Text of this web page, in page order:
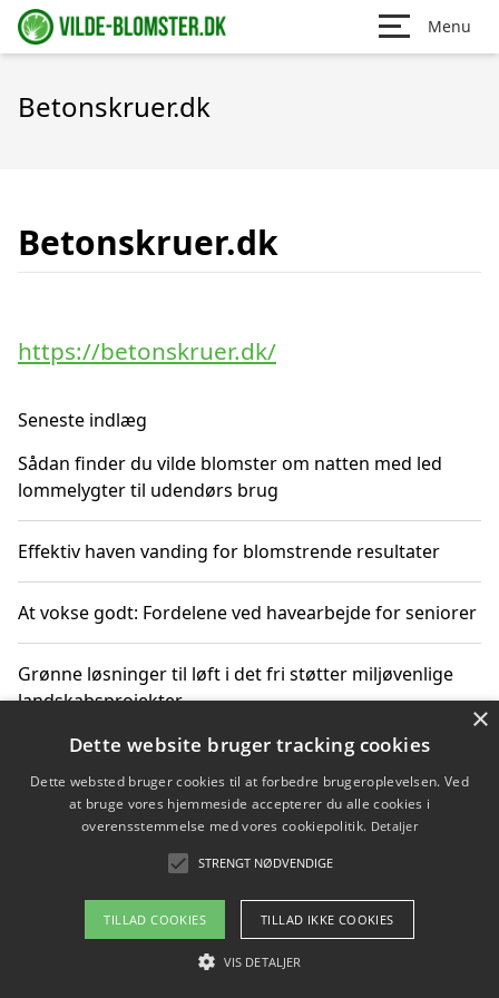
Menu
Betonskruer.dk
Betonskruer.dk
https://betonskruer.dk/
Seneste indlæg
Sådan finder du vilde blomster om natten med led
lommelygter til udendørs brug
Effektiv haven vanding for blomstrende resultater
At vokse godt: Fordelene ved havearbejde for seniorer
Grønne løsninger til løft i det fri støtter miljøvenlige
landskabsprojekter
Gør haven til et frirum for familien og naturen
Copyright 2026 - Pilanto Aps
Om / kontakt
Blog Betingelser
×
Dette website bruger tracking cookies
Dette websted bruger cookies til at forbedre brugeroplevelsen. Ved
at bruge vores hjemmeside accepterer du alle cookies i
overensstemmelse med vores cookiepolitik. Detaljer
STRENGT NØDVENDIGE
TILLAD COOKIES TILLAD IKKE COOKIES
VIS DETALJER